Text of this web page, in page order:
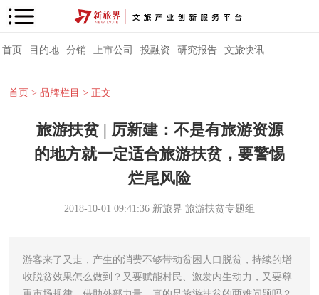
首页 目的地 分销 上市公司 投融资 研究报告 文旅快讯
首页 > 品牌栏目 > 正文
旅游扶贫 | 厉新建：不是有旅游资源
的地方就一定适合旅游扶贫，要警惕
烂尾风险
2018-10-01 09:41:36 新旅界 旅游扶贫专题组
游客来了又走，产生的消费不够带动贫困人口脱贫，持续的增
收脱贫效果怎么做到？又要赋能村民、激发内生动力，又要尊